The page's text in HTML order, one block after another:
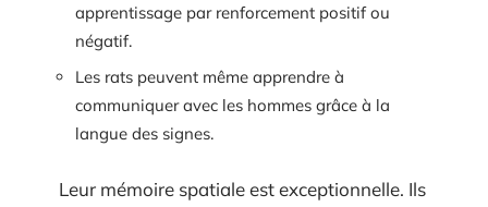
apprentissage par renforcement positif ou
négatif.
Les rats peuvent même apprendre à
communiquer avec les hommes grâce à la
langue des signes.
Leur mémoire spatiale est exceptionnelle. Ils